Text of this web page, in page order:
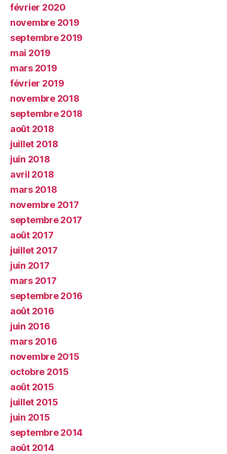
février 2020
novembre 2019
septembre 2019
mai 2019
mars 2019
février 2019
novembre 2018
septembre 2018
août 2018
juillet 2018
juin 2018
avril 2018
mars 2018
novembre 2017
septembre 2017
août 2017
juillet 2017
juin 2017
mars 2017
septembre 2016
août 2016
juin 2016
mars 2016
novembre 2015
octobre 2015
août 2015
juillet 2015
juin 2015
septembre 2014
août 2014